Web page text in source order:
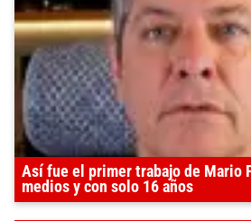
Así fue el primer trabajo de Mario
medios y con solo 16 años